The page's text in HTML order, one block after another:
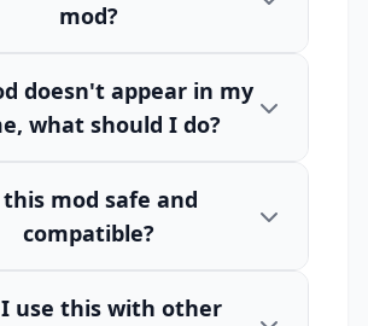
mod?
doesn't appear in my
what should I do?
mod safe and
compatible?
I use this with other